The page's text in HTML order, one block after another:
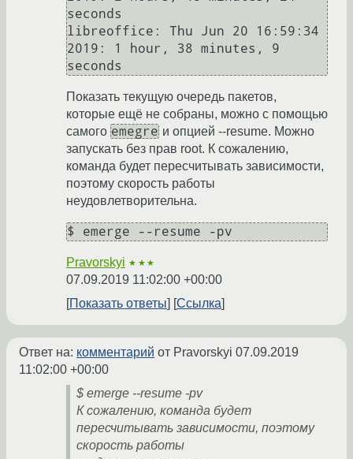
seconds
libreoffice: Thu Jun 20 16:59:34
2019: 1 hour, 38 minutes, 9
Показать текущую очередь пакетов,
которые ещё не собраны, можно с помощью
самого emegre и опцией --resume. Можно
запускать без прав root. К сожалению,
команда будет пересчитывать зависимости,
поэтому скорость работы
неудовлетворительна.
Pravorskyi ★★★
07.09.2019 11:02:00 +00:00
Показать ответы
Ссылка
Ответ на: комментарий от Pravorskyi 07.09.2019
11:02:00 +00:00
$ emerge --resume -pv
К сожалению, команда будет
пересчитывать зависимости, поэтому
скорость работы